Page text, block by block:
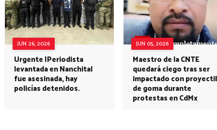
JUN 26, 2026
Urgente |Periodista
levantada en Nanchital
fue asesinada, hay
policías detenidos.
JUN 05, 2026
Maestro de la CNTE
quedará ciego tras ser
impactado con proyectil
de goma durante
protestas en CdMx